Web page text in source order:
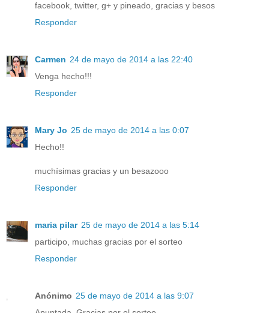
facebook, twitter, g+ y pineado, gracias y besos
Responder
Carmen 24 de mayo de 2014 a las 22:40
Venga hecho!!!
Responder
Mary Jo 25 de mayo de 2014 a las 0:07
Hecho!!
muchísimas gracias y un besazooo
Responder
maria pilar 25 de mayo de 2014 a las 5:14
participo, muchas gracias por el sorteo
Responder
Anónimo 25 de mayo de 2014 a las 9:07